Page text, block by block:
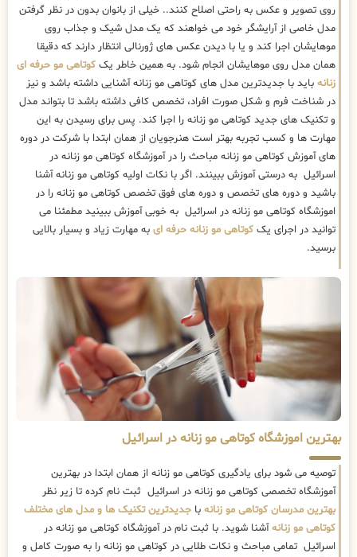
روی تصویر و عکس به راحتی اصلاح کنند.. خیلی از بانوان بدون در نظر گرفتن
مدل خاصی از آرایشگر خود می خواهند که یک مدل شیک و جذاب روی
موهایشان اجرا کند و یا با دیدن عکس های ژورنالی انتظار دارند که دقیقا
همان مدل روی موهایشان انجام شود. به همین خاطر یک کوتاهی مو حرفه ای
زنانه باید با جدیدترین مدل های کوتاهی مو زنانه آشنایی داشته باشد و نیز
در شناخت فرم و شکل صورت افراد، تخصص کافی داشته باشد تا بتواند مدل
و تکنیک های جدید کوتاهی مو زنانه را اجرا کند. پس برای رسیدن به این
مهارت ها و کسب تجربه بهتر است هنرجویان از همان ابتدا با شرکت در دوره
های آموزش کوتاهی مو زنانه مباحث را در آموزشگاه کوتاهی مو زنانه در
اسرائیل به درستی آموزش ببینند. اگر با نکات اولیه کوتاهی مو زنانه آشنا
باشید و دوره های تخصص و دوره های فوق تخصص کوتاهی مو زنانه را در
اموزشگاه کوتاهی مو زنانه در اسرائیل به خوبی آموزش ببینید مطمئنا می
توانید در اجرای یک کوتاهی مو زنانه حرفه ای به مهارت زیاد و بسیار بالایی
برسید.
بهترین اموزشگاه کوتاهی مو زنانه در اسرائیل
توصیه می شود برای یادگیری کوتاهی مو زنانه از همان ابتدا در بهترین
آموزشگاه تخصصی کوتاهی مو زنانه در اسرائیل ثبت نام کرده تا زیر نظر
بهترین مدرسان کوتاهی مو زنانه با جدیدترین تکنیک ها و مدل های مختلف
کوتاهی مو زنانهآشنا شوید. با ثبت نام در آموزشگاه کوتاهی مو زنانه در
اسرائیل تمامی مباحث و نکات طلایی در کوتاهی مو زنانه را به صورت کامل و